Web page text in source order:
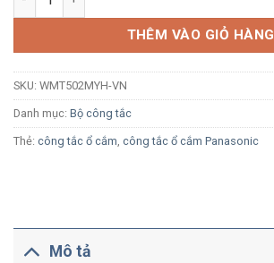
THÊM VÀO GIỎ HÀNG
SKU: WMT502MYH-VN
Danh mục: Bộ công tắc
Thẻ: công tắc ổ cắm công tắc ổ cắm Panasonic
Mô tả